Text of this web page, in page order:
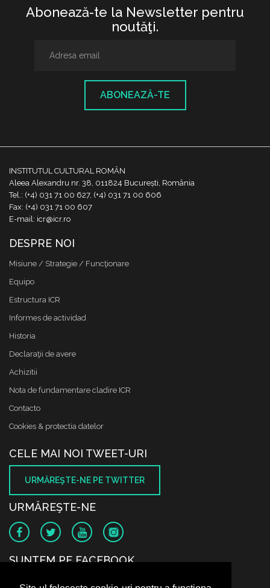
Abonează-te la Newsletter pentru
noutăţi.
ABONEAZĂ-TE
INSTITUTUL CULTURAL ROMÂN
Aleea Alexandru nr. 38, 011824 București, România
Tel.: (+4) 031 71 00 627, (+4) 031 71 00 606
Fax: (+4) 031 71 00 607
E-mail: icr@icr.ro
DESPRE NOI
Misiune / Strategie / Funcţionare
Equipo
Estructura ICR
Informes de actividad
Historia
Declaraţii de avere
Achizitii
Nota de fundamentare cladire ICR
Contacto
Cookies & protectia datelor
CELE MAI NOI TWEET-URI
URMĂREŞTE-NE PE TWITTER
URMĂREŞTE-NE
SUNTEM PE FACEBOOK